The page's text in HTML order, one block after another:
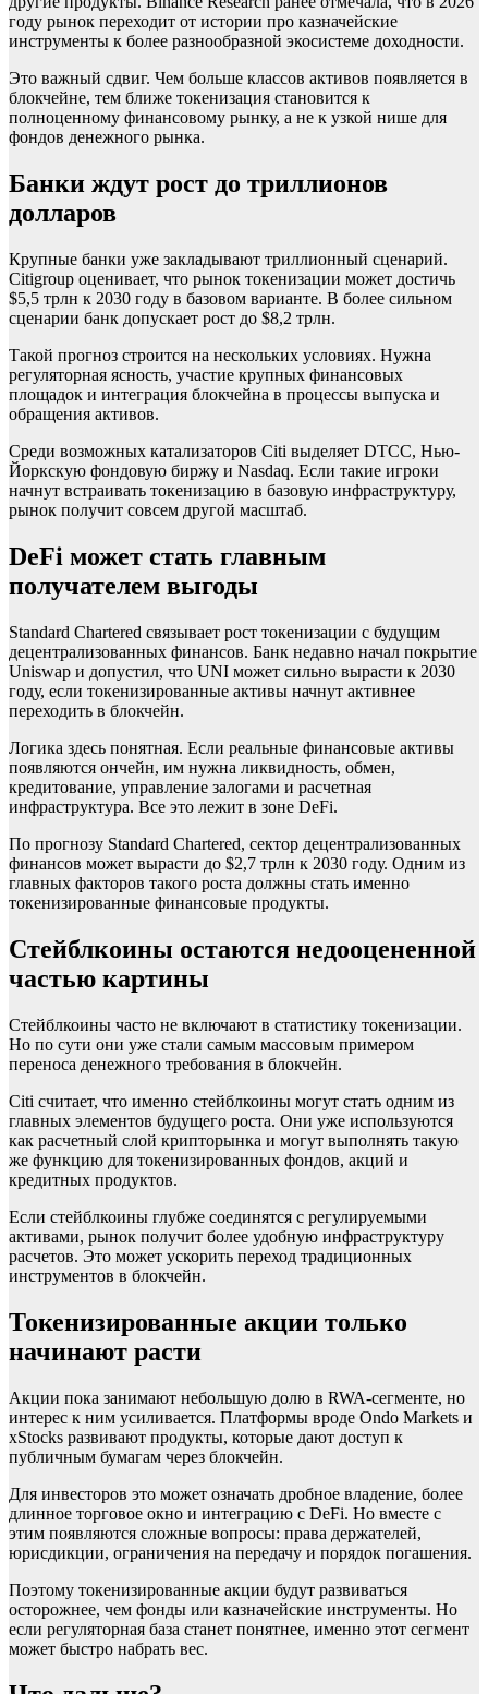
году рынок переходит от истории про казначейские
инструменты к более разнообразной экосистеме доходности.
Это важный сдвиг. Чем больше классов активов появляется в
блокчейне, тем ближе токенизация становится к
полноценному финансовому рынку, а не к узкой нише для
фондов денежного рынка.
Банки ждут рост до триллионов
долларов
Крупные банки уже закладывают триллионный сценарий.
Citigroup оценивает, что рынок токенизации может достичь
$5,5 трлн к 2030 году в базовом варианте. В более сильном
сценарии банк допускает рост до $8,2 трлн.
Такой прогноз строится на нескольких условиях. Нужна
регуляторная ясность, участие крупных финансовых
площадок и интеграция блокчейна в процессы выпуска и
обращения активов.
Среди возможных катализаторов Citi выделяет DTCC, Нью-
Йоркскую фондовую биржу и Nasdaq. Если такие игроки
начнут встраивать токенизацию в базовую инфраструктуру,
рынок получит совсем другой масштаб.
DeFi может стать главным
получателем выгоды
Standard Chartered связывает рост токенизации с будущим
децентрализованных финансов. Банк недавно начал покрытие
Uniswap и допустил, что UNI может сильно вырасти к 2030
году, если токенизированные активы начнут активнее
переходить в блокчейн.
Логика здесь понятная. Если реальные финансовые активы
появляются ончейн, им нужна ликвидность, обмен,
кредитование, управление залогами и расчетная
инфраструктура. Все это лежит в зоне DeFi.
По прогнозу Standard Chartered, сектор децентрализованных
финансов может вырасти до $2,7 трлн к 2030 году. Одним из
главных факторов такого роста должны стать именно
токенизированные финансовые продукты.
Стейблкоины остаются недооцененной
частью картины
Стейблкоины часто не включают в статистику токенизации.
Но по сути они уже стали самым массовым примером
переноса денежного требования в блокчейн.
Citi считает, что именно стейблкоины могут стать одним из
главных элементов будущего роста. Они уже используются
как расчетный слой крипторынка и могут выполнять такую
же функцию для токенизированных фондов, акций и
кредитных продуктов.
Если стейблкоины глубже соединятся с регулируемыми
активами, рынок получит более удобную инфраструктуру
расчетов. Это может ускорить переход традиционных
инструментов в блокчейн.
Токенизированные акции только
начинают расти
Акции пока занимают небольшую долю в RWA-сегменте, но
интерес к ним усиливается. Платформы вроде Ondo Markets и
xStocks развивают продукты, которые дают доступ к
публичным бумагам через блокчейн.
Для инвесторов это может означать дробное владение, более
длинное торговое окно и интеграцию с DeFi. Но вместе с
этим появляются сложные вопросы: права держателей,
юрисдикции, ограничения на передачу и порядок погашения.
Поэтому токенизированные акции будут развиваться
осторожнее, чем фонды или казначейские инструменты. Но
если регуляторная база станет понятнее, именно этот сегмент
может быстро набрать вес.